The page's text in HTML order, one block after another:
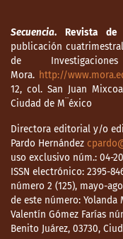
Secuencia. Revista de
publicación
de
Mora. http://
12, col. San Juan
Ciudad de M¨éxico
Directora editorial y/o
Pardo Hernández
uso exclusivo núm.: 04-
ISSN electrónico: 2395-
número 2 (125), mayo-
de este número:
Valentín Gómez Farías
Benito Juárez, 03730,